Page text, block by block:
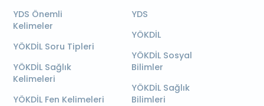
YDS Önemli
Kelimeler
YÖKDİL Soru Tipleri
YÖKDİL Sağlık
Kelimeleri
YÖKDİL Fen Kelimeleri
YDS
YÖKDİL
YÖKDİL Sosyal
Bilimler
YÖKDİL Sağlık
Bilimleri